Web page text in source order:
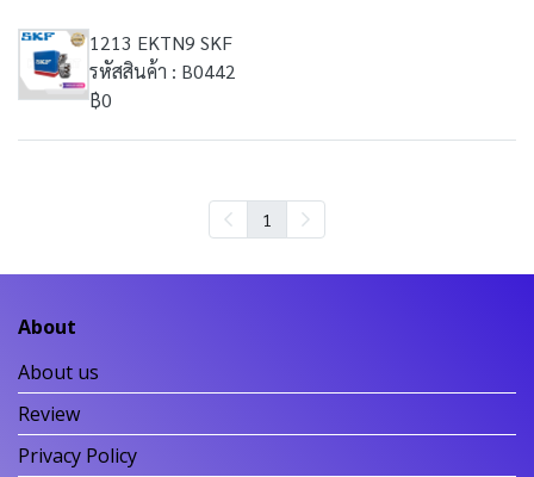
1213 EKTN9 SKF
รหัสสินค้า : B0442
฿0
1
About
About us
Review
Privacy Policy